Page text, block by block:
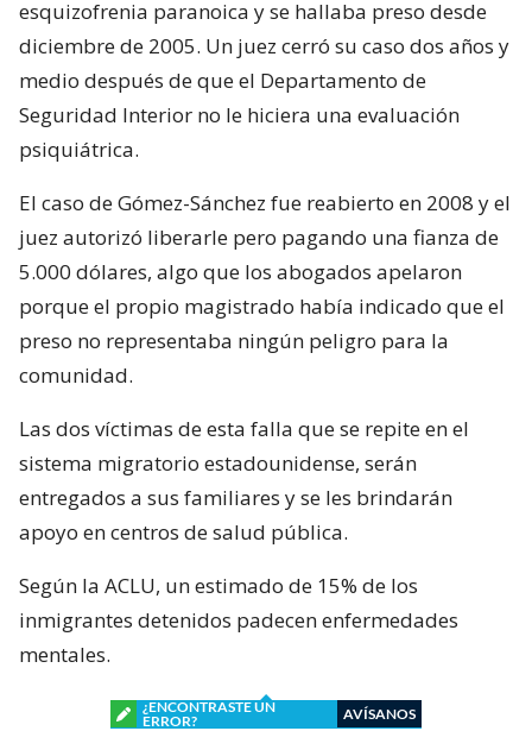
esquizofrenia paranoica y se hallaba preso desde
diciembre de 2005. Un juez cerró su caso dos años y
medio después de que el Departamento de
Seguridad Interior no le hiciera una evaluación
psiquiátrica.
El caso de Gómez-Sánchez fue reabierto en 2008 y el
juez autorizó liberarle pero pagando una fianza de
5.000 dólares, algo que los abogados apelaron
porque el propio magistrado había indicado que el
preso no representaba ningún peligro para la
comunidad.
Las dos víctimas de esta falla que se repite en el
sistema migratorio estadounidense, serán
entregados a sus familiares y se les brindarán
apoyo en centros de salud pública.
Según la ACLU, un estimado de 15% de los
inmigrantes detenidos padecen enfermedades
mentales.
¿ENCONTRASTE UN
ERROR?
AVÍSANOS